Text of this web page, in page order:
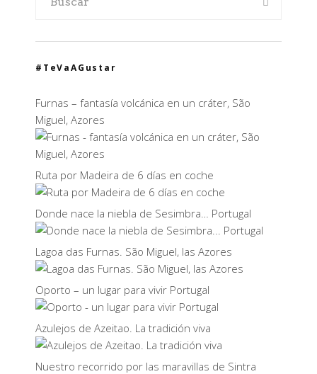
#TeVaAGustar
Furnas – fantasía volcánica en un cráter, São
Miguel, Azores
Ruta por Madeira de 6 días en coche
Donde nace la niebla de Sesimbra… Portugal
Lagoa das Furnas. São Miguel, las Azores
Oporto – un lugar para vivir Portugal
Azulejos de Azeitao. La tradición viva
Nuestro recorrido por las maravillas de Sintra